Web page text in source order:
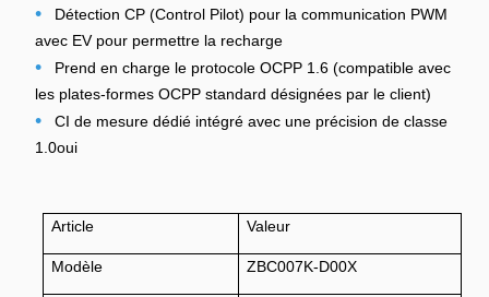
•
Détection CP (Control Pilot) pour la communication PWM
avec EV pour permettre la recharge
•
Prend en charge le protocole OCPP 1.6 (compatible avec
les plates-formes OCPP standard désignées par le client)
•
CI de mesure dédié intégré avec une précision de classe
1.0oui
Article Valeur
Modèle ZBC007K-D00X